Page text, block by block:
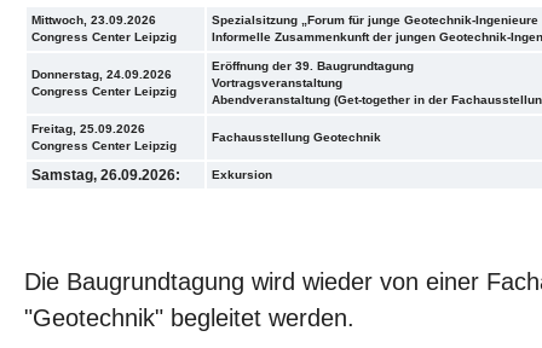
Mittwoch, 23.09.2026
Congress Center Leipzig
Spezialsitzung „Forum für junge Geotechnik-Ingenieure
Informelle Zusammenkunft der jungen Geotechnik-
Donnerstag, 24.09.2026
Congress Center Leipzig
Eröffnung der 39. Baugrundtagung
Vortragsveranstaltung
Abendveranstaltung (Get-together in der
Freitag, 25.09.2026
Congress Center Leipzig
Fachausstellung Geotechnik
Samstag, 26.09.2026: Exkursion
Die Baugrundtagung wird wieder von einer
"Geotechnik" begleitet werden.